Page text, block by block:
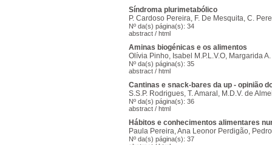
Síndroma plurimetabólico
P. Cardoso Pereira, F. De Mesquita, C.
Nº da(s) página(s): 34
abstract / html
Aminas biogénicas e os alimentos
Olívia Pinho, Isabel M.P.L.V.O, Margarida
Nº da(s) página(s): 35
abstract / html
Cantinas e snack-bares da up - opinião
S.S.P. Rodrigues, T. Amaral, M.D.V. de
Nº da(s) página(s): 36
abstract / html
Hábitos e conhecimentos alimentares
Paula Pereira, Ana Leonor Perdigão,
Nº da(s) página(s): 37